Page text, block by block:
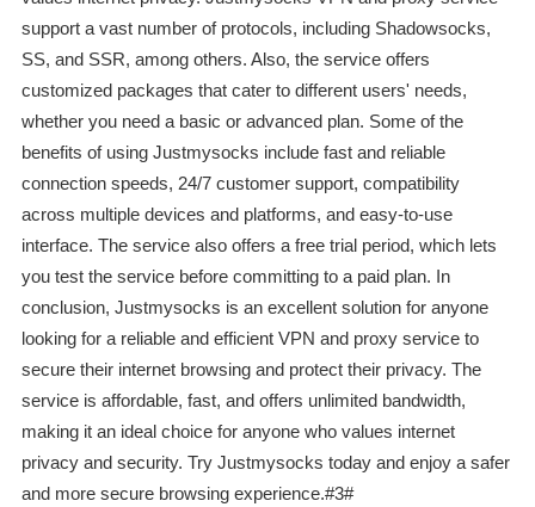
support a vast number of protocols, including Shadowsocks,
SS, and SSR, among others. Also, the service offers
customized packages that cater to different users' needs,
whether you need a basic or advanced plan. Some of the
benefits of using Justmysocks include fast and reliable
connection speeds, 24/7 customer support, compatibility
across multiple devices and platforms, and easy-to-use
interface. The service also offers a free trial period, which lets
you test the service before committing to a paid plan. In
conclusion, Justmysocks is an excellent solution for anyone
looking for a reliable and efficient VPN and proxy service to
secure their internet browsing and protect their privacy. The
service is affordable, fast, and offers unlimited bandwidth,
making it an ideal choice for anyone who values internet
privacy and security. Try Justmysocks today and enjoy a safer
and more secure browsing experience.#3#